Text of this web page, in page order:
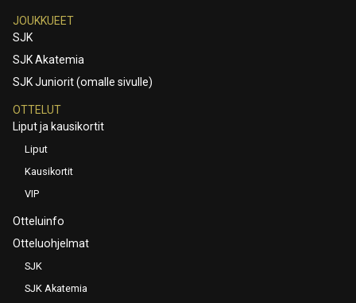
JOUKKUEET
SJK
SJK Akatemia
SJK Juniorit (omalle sivulle)
OTTELUT
Liput ja kausikortit
Liput
Kausikortit
VIP
Otteluinfo
Otteluohjelmat
SJK
SJK Akatemia